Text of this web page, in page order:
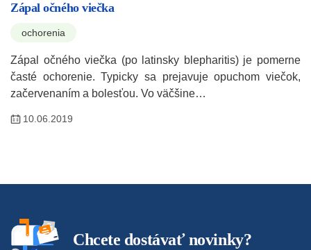
Zápal očného viečka
ochorenia
Zápal očného viečka (po latinsky blepharitis) je pomerne
časté ochorenie. Typicky sa prejavuje opuchom viečok,
začervenaním a bolesťou. Vo väčšine…
10.06.2019
Chcete dostávať novinky?